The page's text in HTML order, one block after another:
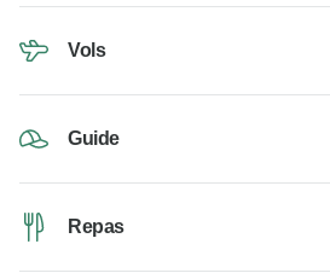
Vols
Guide
Repas